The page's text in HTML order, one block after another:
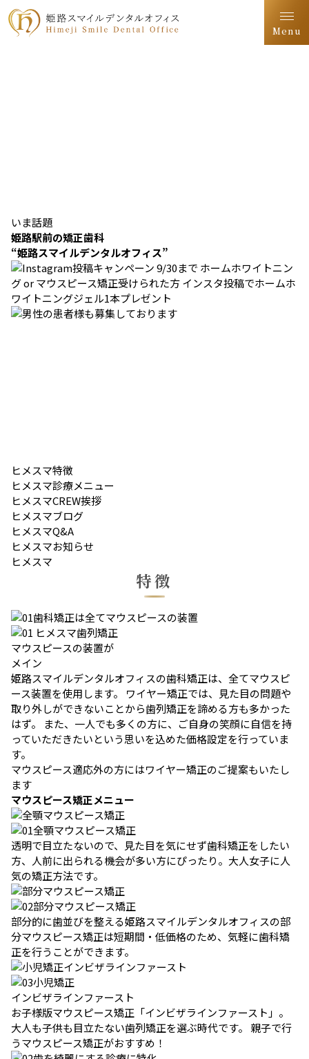
Menu
いま話題
姫路駅前の矯正歯科
“姫路スマイルデンタルオフィス”
ヒメスマ特徴
ヒメスマ診療メニュー
ヒメスマCREW挨拶
ヒメスマブログ
ヒメスマQ&A
ヒメスマお知らせ
ヒメスマ
特徴
ヒメスマ歯列矯正
マウスピースの装置が
メイン
姫路スマイルデンタルオフィスの歯科矯正は、全てマウスピ
ース装置を使用します。 ワイヤー矯正では、見た目の問題や
取り外しができないことから歯列矯正を諦める方も多かった
はず。 また、一人でも多くの方に、ご自身の笑顔に自信を持
っていただきたいという思いを込めた価格設定を行っていま
す。
マウスピース適応外の方にはワイヤー矯正のご提案もいたし
ます
マウスピース矯正メニュー
全顎マウスピース矯正
透明で目立たないので、見た目を気にせず歯科矯正をしたい
方、人前に出られる機会が多い方にぴったり。大人女子に人
気の矯正方法です。
部分マウスピース矯正
部分的に歯並びを整える姫路スマイルデンタルオフィスの部
分マウスピース矯正は短期間・低価格のため、気軽に歯科矯
正を行うことができます。
小児矯正
インビザラインファースト
お子様版マウスピース矯正「インビザラインファースト」。
大人も子供も目立たない歯列矯正を選ぶ時代です。 親子で行
うマウスピース矯正がおすすめ！